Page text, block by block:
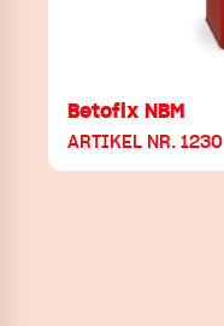
Betofix NBM
ARTIKEL NR. 1230